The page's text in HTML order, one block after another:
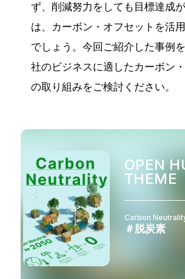
ず、削減努力をしても目標達成
は、カーボン・オフセットを活
でしょう。今回ご紹介した事例
社のビジネスに適したカーボン
の取り組みをご検討ください。
OPEN
THEME
Carbon
＃脱炭素